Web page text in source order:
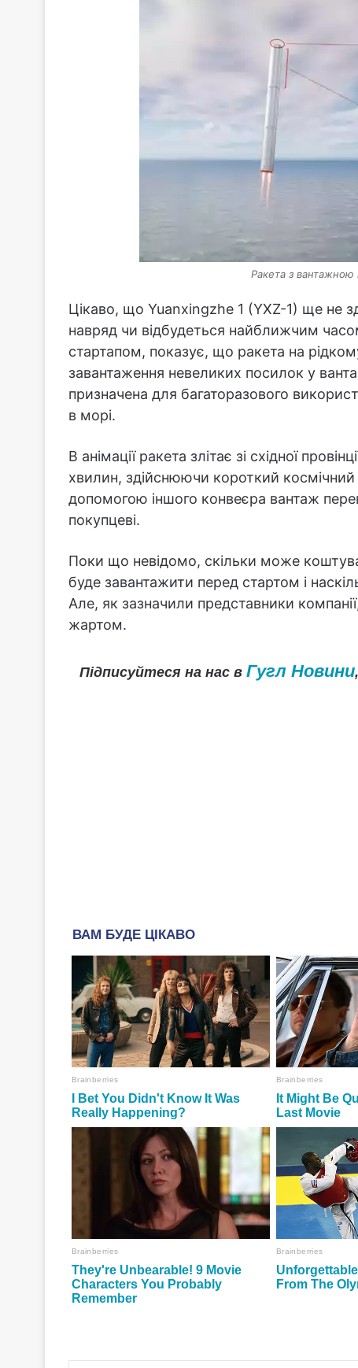
Ракета з вантажною
Цікаво, що Yuanxingzhe 1 (YXZ-1) ще не
навряд чи відбудеться найближчим
стартапом, показує, що ракета на
завантаження невеликих посилок у
призначена для багаторазового
в морі.
В анімації ракета злітає зі східної
хвилин, здійснюючи короткий космічний
допомогою іншого конвеєра вантаж
покупцеві.
Поки що невідомо, скільки може
буде завантажити перед стартом і
Але, як зазначили представники
жартом.
Підписуйтеся на нас в Гугл Новини